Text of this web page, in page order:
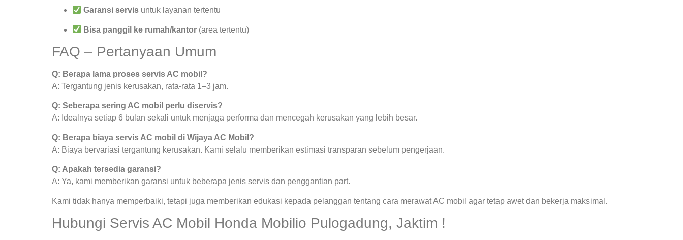
Garansi servis untuk layanan tertentu
Bisa panggil ke rumah/kantor (area tertentu)
FAQ – Pertanyaan Umum
Q: Berapa lama proses servis AC mobil?
A: Tergantung jenis kerusakan, rata-rata 1–3 jam.
Q: Seberapa sering AC mobil perlu diservis?
A: Idealnya setiap 6 bulan sekali untuk menjaga performa dan mencegah kerusakan yang lebih besar.
Q: Berapa biaya servis AC mobil di Wijaya AC Mobil?
A: Biaya bervariasi tergantung kerusakan. Kami selalu memberikan estimasi transparan sebelum pengerjaan.
Q: Apakah tersedia garansi?
A: Ya, kami memberikan garansi untuk beberapa jenis servis dan penggantian part.
Kami tidak hanya memperbaiki, tetapi juga memberikan edukasi kepada pelanggan tentang cara merawat AC mobil agar tetap awet dan bekerja maksimal.
Hubungi Servis AC Mobil Honda Mobilio Pulogadung, Jaktim !